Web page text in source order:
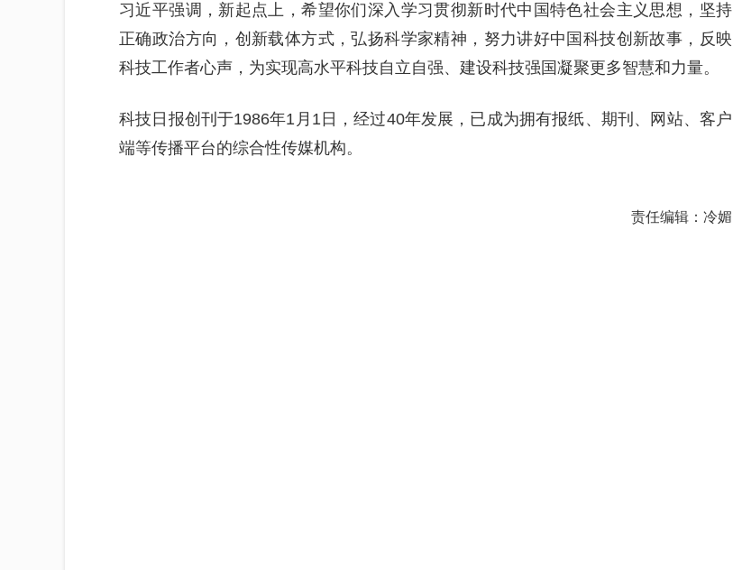
习近平强调，新起点上，希望你们深入学习贯彻新时代中国特色社会主义思想，坚持
正确政治方向，创新载体方式，弘扬科学家精神，努力讲好中国科技创新故事，反映
科技工作者心声，为实现高水平科技自立自强、建设科技强国凝聚更多智慧和力量。
科技日报创刊于1986年1月1日，经过40年发展，已成为拥有报纸、期刊、网站、客户
端等传播平台的综合性传媒机构。
责任编辑：冷媚